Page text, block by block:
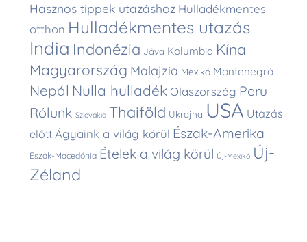
Hasznos tippek utazáshoz Hulladékmentes
otthon Hulladékmentes utazás
India Indonézia Jáva Kolumbia Kína
Magyarország Malajzia Mexikó Montenegró
Nepál Nulla hulladék Olaszország Peru
Rólunk Szlovákia Thaiföld Ukrajna USA Utazás
előtt Ágyaink a világ körül Észak-Amerika
Észak-Macedónia Ételek a világ körül Új-Mexikó Új-
Zéland